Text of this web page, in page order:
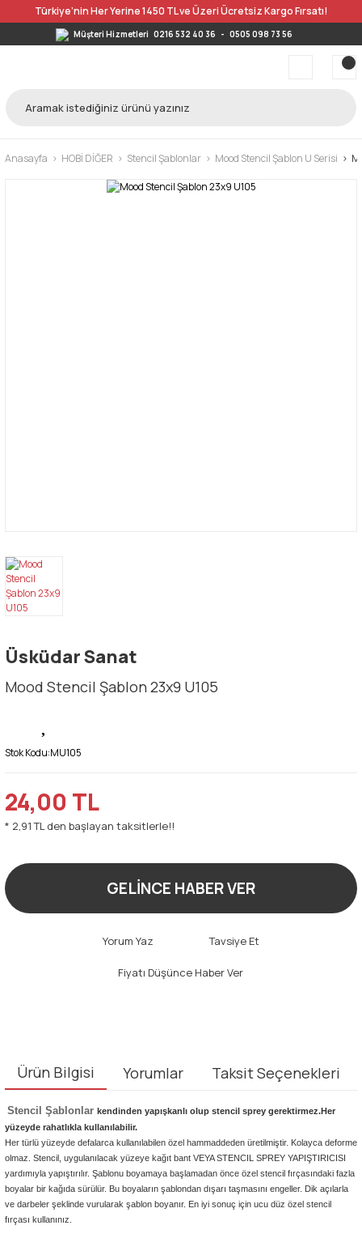
Türkiye’nin Her Yerine 1450 TL ve Üzeri Ücretsiz Kargo Fırsatı!
Müşteri Hizmetleri 0216 532 40 36 - 0505 098 73 56
Anasayfa HOBİ DİĞER Stencil Şablonlar Mood Stencil Şablon U Serisi
Üsküdar Sanat
Mood Stencil Şablon 23x9 U105
Stok Kodu:MU105
24,00 TL
* 2,91 TL den başlayan taksitlerle!!
GELİNCE HABER VER
Yorum Yaz Tavsiye Et
Fiyatı Düşünce Haber Ver
Ürün Bilgisi Yorumlar Taksit Seçenekleri
Stencil Şablonlar kendinden yapışkanlı olup stencil sprey gerektirmez.Her
yüzeyde rahatlıkla kullanılabilir.
Her türlü yüzeyde defalarca kullanılabilen özel hammaddeden üretilmiştir. Kolayca deforme
olmaz. Stencil, uygulanılacak yüzeye kağıt bant VEYA STENCIL SPREY YAPIŞTIRICISI
yardımıyla yapıştırılır. Şablonu boyamaya başlamadan önce özel stencil fırçasındaki fazla
boyalar bir kağıda sürülür. Bu boyaların şablondan dışarı taşmasını engeller. Dik açılarla
ve darbeler şeklinde vurularak şablon boyanır. En iyi sonuç için ucu düz özel stencil
fırçası kullanınız.